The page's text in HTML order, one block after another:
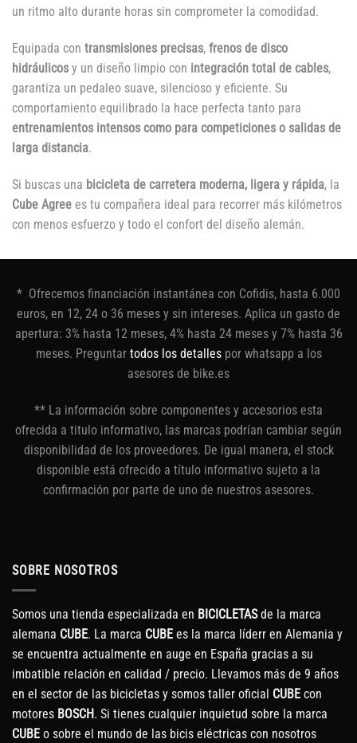
un ritmo alto durante horas sin comprometer la comodidad.
Equipada con transmisiones precisas, frenos de disco
hidráulicos y un diseño limpio con integración total de cables,
garantiza un pedaleo suave, silencioso y eficiente. Su
comportamiento equilibrado la hace perfecta tanto para
entrenamientos intensos como para competiciones o salidas de
larga distancia.
Si buscas una bicicleta de carretera moderna, ligera y rápida, la
Cube Agree es tu compañera ideal para recorrer más kilómetros
con menos esfuerzo y todo el confort del diseño alemán.
* Ofrecemos financiación instantánea con Cofidis, hasta 6.000
euros, en 12, 24 o 36 meses y sin intereses. Aplica un gasto de
apertura: 3% hasta 12 meses, 4% hasta 24 meses y 7% hasta 36
meses. Preguntar todos los detallespor whatsapp a los
asesores de bike.es
** La información sobre componentes y accesorios esta
ofrecida a titulo informativo, las marcas podrían cambiar según
disponibilidad de los proveedores. De igual manera, el stock
disponible está ofrecido a título informativo sujeto a la
confirmación por parte de uno de nuestros asesores.
SOBRE NOSOTROS
Somos una tienda especializada en BICICLETASde la marca
alemana CUBE. La marca CUBE es la marca líderr en Alemania y
se encuentra actualmente en auge en España gracias a su
imbatible relación en calidad / precio. Llevamos más de 9 años
en el sector de las bicicletas y somos taller oficial CUBE con
motores BOSCH. Si tienes cualquier inquietud sobre la marca
CUBE o sobre el mundo de las bicis eléctricas con nosotros